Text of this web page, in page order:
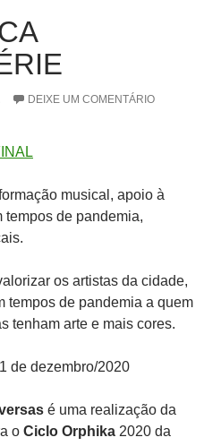
DEIXE UM COMENTÁRIO
musical, apoio à
tempos de pandemia,
os artistas da cidade,
tempos de pandemia a quem
tenham arte e mais cores.
de dezembro/2020
é uma realização da
o Ciclo Orphika 2020 da